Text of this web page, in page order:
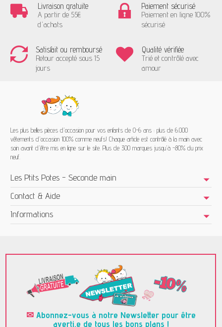
Livraison gratuite
A partir de 55€
d'achats
Paiement sécurisé
Paiement en ligne 100%
sécurisé
Satisfait ou remboursé
Retour accepté sous 15
jours
Qualité vérifiée
Trié et contrôlé avec
amour
Les plus belles pièces d'occasion pour vos enfants de 0-6 ans : plus de 6.000
vêtements d'occasion 100% comme neufs! Chaque article est contrôlé à la main avec
soin avant d'être mis en ligne sur le site. Plus de 300 marques jusqu'à -80% du prix
neuf.
Les Ptits Potes - Seconde main
Contact & Aide
Informations
✉ Abonnez-vous à notre Newsletter pour être
averti.e de tous les bons plans !